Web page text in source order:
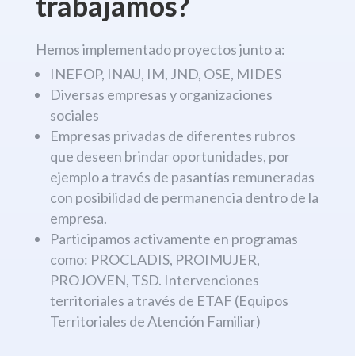
Hemos implementado proyectos junto a:
INEFOP, INAU, IM, JND, OSE, MIDES
Diversas empresas y organizaciones
sociales
Empresas privadas de diferentes rubros
que deseen brindar oportunidades, por
ejemplo a través de pasantías remuneradas
con posibilidad de permanencia dentro de la
empresa.
Participamos activamente en programas
como: PROCLADIS, PROIMUJER,
PROJOVEN, TSD. Intervenciones
territoriales a través de ETAF (Equipos
Territoriales de Atención Familiar)